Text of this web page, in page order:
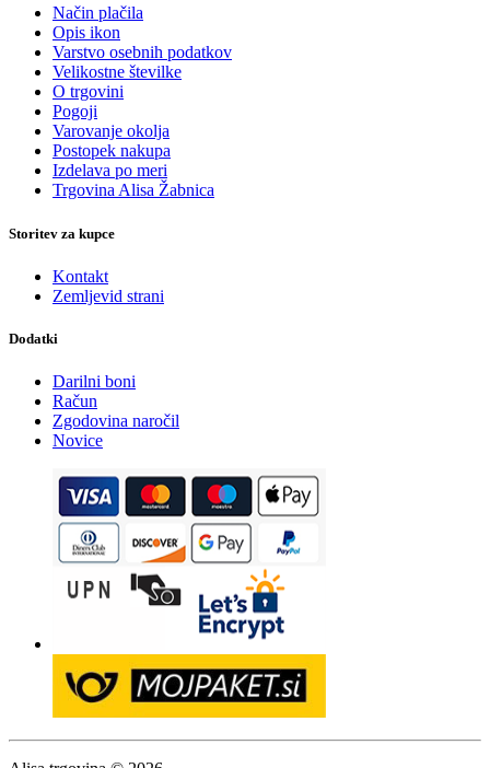
Način plačila
Opis ikon
Varstvo osebnih podatkov
Velikostne številke
O trgovini
Pogoji
Varovanje okolja
Postopek nakupa
Izdelava po meri
Trgovina Alisa Žabnica
Storitev za kupce
Kontakt
Zemljevid strani
Dodatki
Darilni boni
Račun
Zgodovina naročil
Novice